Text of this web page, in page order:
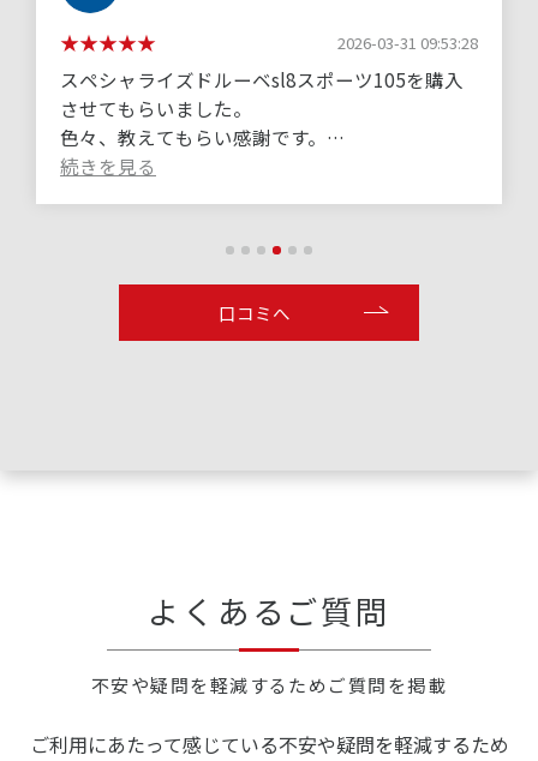
2026-03-31 09:53:28
スペシャライズドルーベsl8スポーツ105を購入
させてもらいました。
色々、教えてもらい感謝です。
今後もお世話になります。 (Translated by
Thank you for all your help and advice.
I look forward to your continued support.
口コミへ
不安や疑問を軽減するためご質問を掲載
よくあるご質問
ご利用にあたって感じている不安や疑問を軽減するため